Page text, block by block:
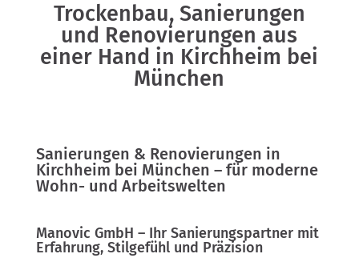
Trockenbau, Sanierungen
und Renovierungen aus
einer Hand in Kirchheim bei
München
Sanierungen & Renovierungen in
Kirchheim bei München – für moderne
Wohn- und Arbeitswelten
Manovic GmbH – Ihr Sanierungspartner mit
Erfahrung, Stilgefühl und Präzision